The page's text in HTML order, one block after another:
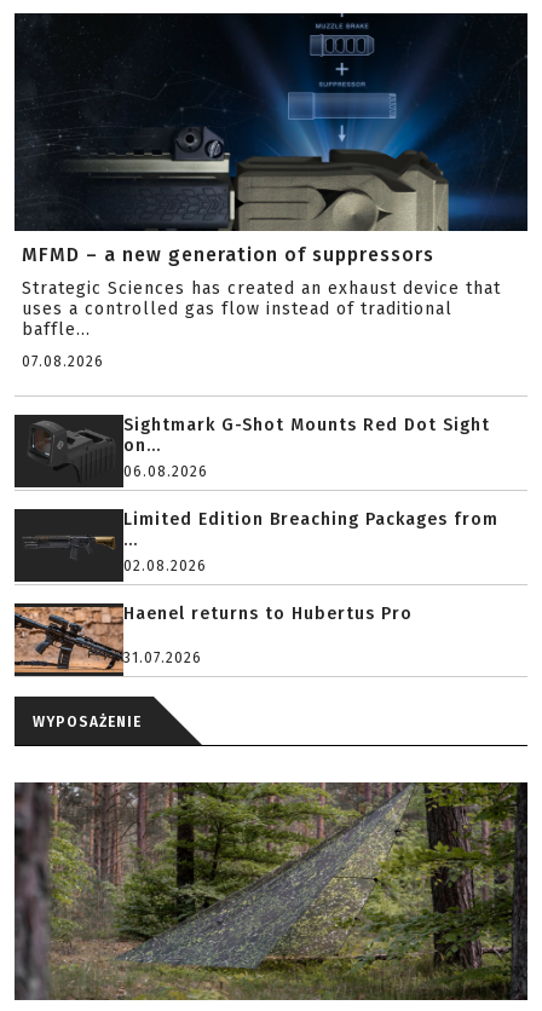
MFMD – a new generation of suppressors
Strategic Sciences has created an exhaust device that
uses a controlled gas flow instead of traditional
baffle...
07.08.2026
Sightmark G-Shot Mounts Red Dot Sight
on...
06.08.2026
Limited Edition Breaching Packages from
...
02.08.2026
Haenel returns to Hubertus Pro
31.07.2026
WYPOSAŻENIE